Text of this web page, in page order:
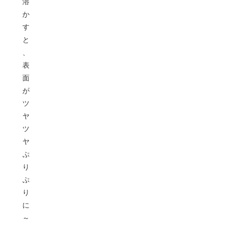
か
す
と
表
面
が
ツ
ヤ
ツ
ヤ
ぷ
り
ぷ
り
に
～